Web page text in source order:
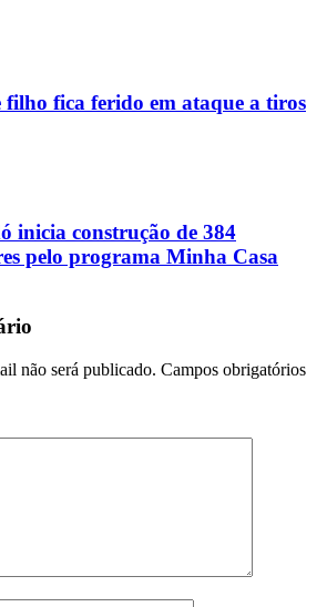
filho fica ferido em ataque a tiros
inicia construção de 384
pelo programa Minha Casa
não será publicado. Campos obrigatórios